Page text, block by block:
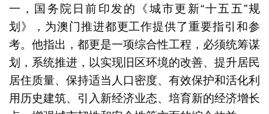
一，国务院日前印发的《城市更新“十五五”规
划》，为澳门推进都更工作提供了重要指引和参
考。他指出，都更是一项综合性工程，必须统筹谋
划，系统推进，以实现旧区环境的改善、提升居民
居住质量、保持适当人口密度、有效保护和活化利
用历史建筑、引入新经济业态、培育新的经济增长